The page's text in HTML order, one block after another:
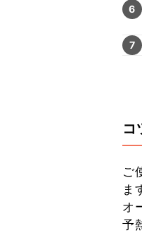
6
7
コ
ご
ま
オ
予